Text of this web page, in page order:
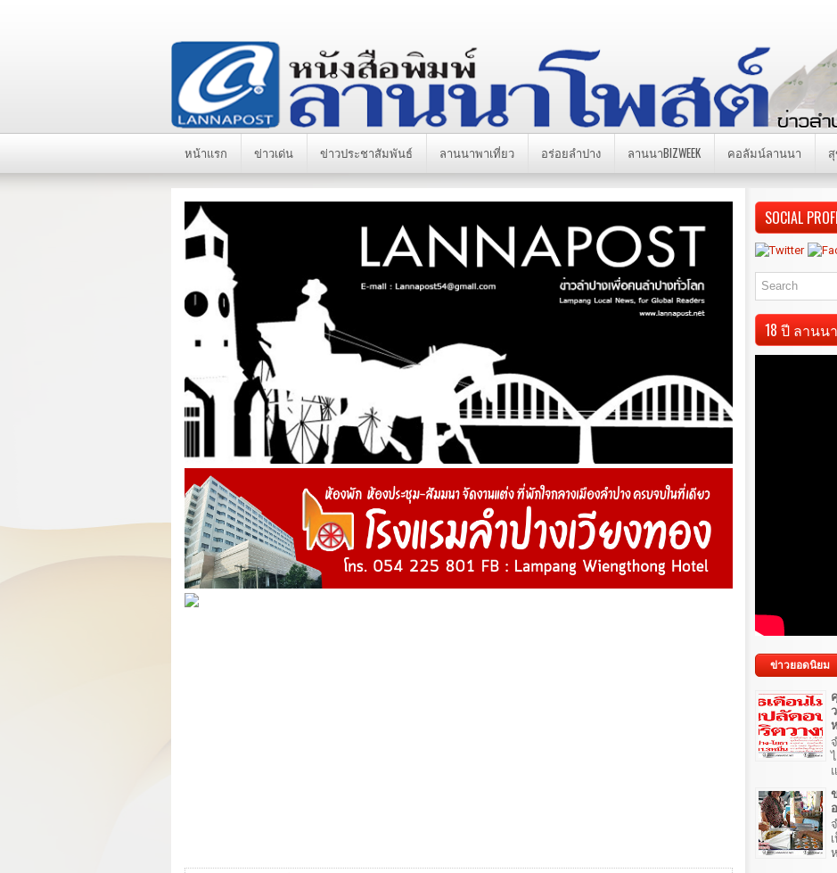
หน้าแรก ข่าวเด่น ข่าวประชาสัมพันธ์ ลานนาพาเที่ยว อร่อยลำปาง ลานนาBIZWEEK คอลัมน์ลานนา
SOCIAL
18 ปี ลานน
ข่าวยอดนิยม